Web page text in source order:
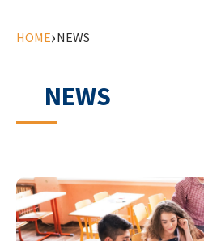
HOME›NEWS
NEWS